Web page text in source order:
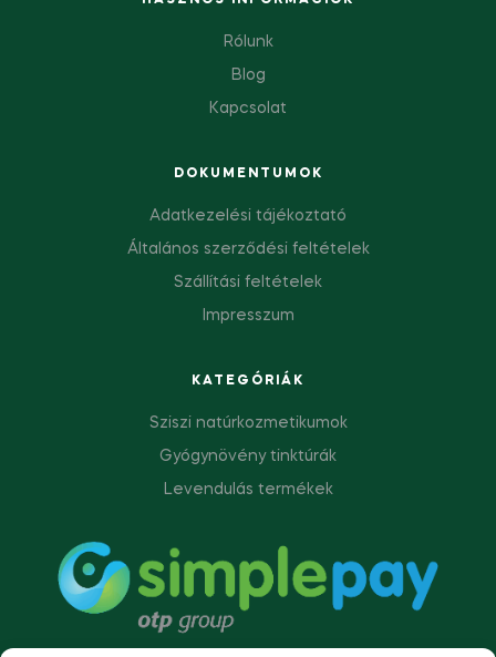
Rólunk
Blog
Kapcsolat
DOKUMENTUMOK
Adatkezelési tájékoztató
Általános szerződési feltételek
Szállítási feltételek
Impresszum
KATEGÓRIÁK
Sziszi natúrkozmetikumok
Gyógynövény tinktúrák
Levendulás termékek